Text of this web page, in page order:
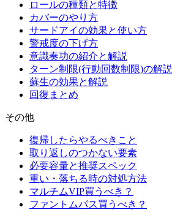
ロールの種類と特徴
カバーのやり方
サードアイの効果と使い方
警戒度の下げ方
意識奏功の紹介と解説
ターン制限(行動回数制限)の解説
蘇生の効果と解説
回復まとめ
その他
復帰したらやるべきこと
取り返しのつかない要素
必要容量と推奨スペック
重い・落ちる時の対処方法
マルチムVIP買うべき？
ファントムパス買うべき？